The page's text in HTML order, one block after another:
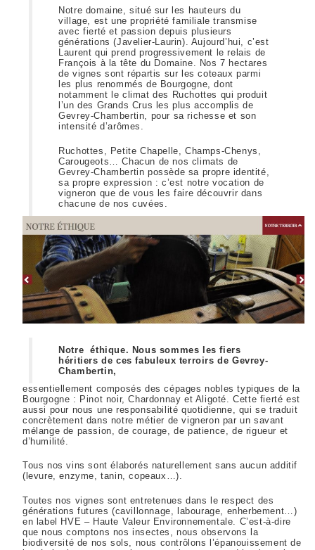
Notre domaine, situé sur les hauteurs du
village, est une propriété familiale transmise
avec fierté et passion depuis plusieurs
générations (Javelier-Laurin). Aujourd’hui, c’est
Laurent qui prend progressivement le relais de
François à la tête du Domaine. Nos 7 hectares
de vignes sont répartis sur les coteaux parmi
les plus renommés de Bourgogne, dont
notamment le climat des Ruchottes qui produit
l’un des Grands Crus les plus accomplis de
Gevrey-Chambertin, pour sa richesse et son
intensité d’arômes.
Ruchottes, Petite Chapelle, Champs-Chenys,
Carougeots… Chacun de nos climats de
Gevrey-Chambertin possède sa propre identité,
sa propre expression : c’est notre vocation de
vigneron que de vous les faire découvrir dans
chacune de nos cuvées.
Notre éthique. Nous sommes les fiers
héritiers de ces fabuleux terroirs de Gevrey-
Chambertin,
essentiellement composés des cépages nobles typiques de la
Bourgogne : Pinot noir, Chardonnay et Aligoté. Cette fierté est
aussi pour nous une responsabilité quotidienne, qui se traduit
concrètement dans notre métier de vigneron par un savant
mélange de passion, de courage, de patience, de rigueur et
d’humilité.
Tous nos vins sont élaborés naturellement sans aucun additif
(levure, enzyme, tanin, copeaux…).
Toutes nos vignes sont entretenues dans le respect des
générations futures (cavillonnage, labourage, enherbement…)
en label HVE – Haute Valeur Environnementale. C’est-à-dire
que nous comptons nos insectes, nous observons la
biodiversité de nos sols, nous contrôlons l’épanouissement de